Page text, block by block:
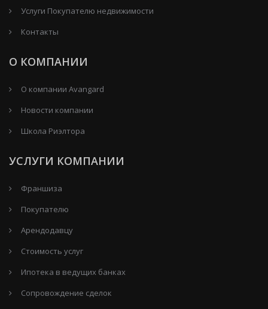
Услуги Покупателю недвижимости
Контакты
О КОМПАНИИ
О компании Avangard
Новости компании
Школа Риэлтора
УСЛУГИ КОМПАНИИ
Франшиза
Покупателю
Арендодавцу
Стоимость услуг
Ипотека в ведущих банках
Сопровождение сделок